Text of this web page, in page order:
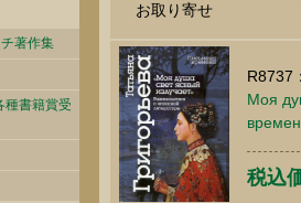
著作集
種書籍賞受
お取り寄せ
R8737：
Моя
税込